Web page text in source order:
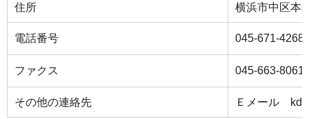
住所 横浜市中区本
電話番号 045-671-4268
ファクス 045-663-8061
その他の連絡先 Ｅメール kd-